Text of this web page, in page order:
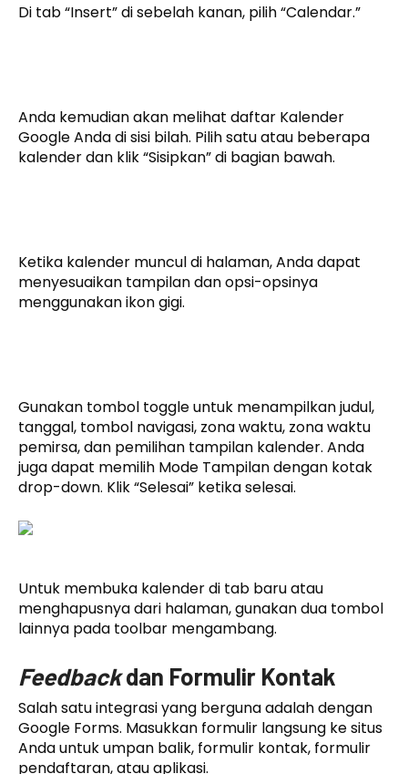
Di tab “Insert” di sebelah kanan, pilih “Calendar.”
Anda kemudian akan melihat daftar Kalender
Google Anda di sisi bilah. Pilih satu atau beberapa
kalender dan klik “Sisipkan” di bagian bawah.
Ketika kalender muncul di halaman, Anda dapat
menyesuaikan tampilan dan opsi-opsinya
menggunakan ikon gigi.
Gunakan tombol toggle untuk menampilkan judul,
tanggal, tombol navigasi, zona waktu, zona waktu
pemirsa, dan pemilihan tampilan kalender. Anda
juga dapat memilih Mode Tampilan dengan kotak
drop-down. Klik “Selesai” ketika selesai.
Untuk membuka kalender di tab baru atau
menghapusnya dari halaman, gunakan dua tombol
lainnya pada toolbar mengambang.
Feedbackdan Formulir Kontak
Salah satu integrasi yang berguna adalah dengan
Google Forms. Masukkan formulir langsung ke situs
Anda untuk umpan balik, formulir kontak, formulir
pendaftaran, atau aplikasi.